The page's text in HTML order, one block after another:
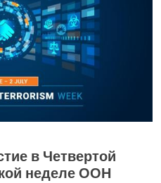
в Четвертой
неделе ООН